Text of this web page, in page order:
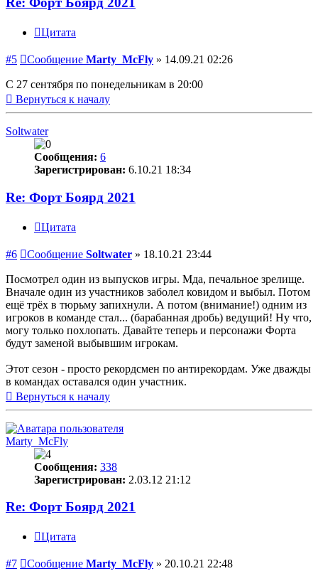
Цитата
#5 Сообщение Marty_McFly » 14.09.21 02:26
С 27 сентября по понедельникам в 20:00
Вернуться к началу
Soltwater
Сообщения: 6
Зарегистрирован: 6.10.21 18:34
Re: Форт Боярд 2021
Цитата
#6 Сообщение Soltwater » 18.10.21 23:44
Посмотрел один из выпусков игры. Мда, печальное зрелище.
Вначале один из участников заболел ковидом и выбыл. Потом
ещё трёх в тюрьму запихнули. А потом (внимание!) одним из
игроков в команде стал... (барабанная дробь) ведущий! Ну что,
могу только похлопать. Давайте теперь и персонажи Форта
будут заменой выбывшим игрокам.
Этот сезон - просто рекордсмен по антирекордам. Уже дважды
в командах оставался один участник.
Вернуться к началу
Marty_McFly
Сообщения: 338
Зарегистрирован: 2.03.12 21:12
Re: Форт Боярд 2021
Цитата
#7 Сообщение Marty_McFly » 20.10.21 22:48